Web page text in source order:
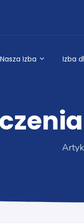
Nasza Izba Izba